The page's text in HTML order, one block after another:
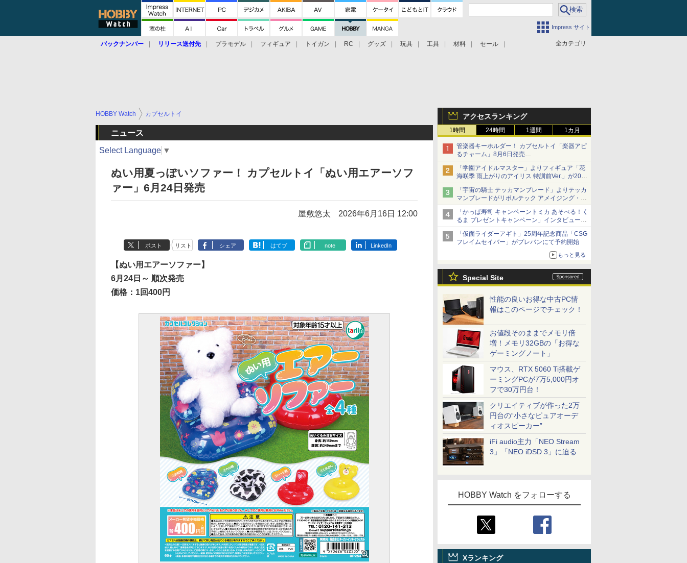
Impress サイト
全カテゴリ
バックナンバー リリース送付先 プラモデル フィギュア トイガン RC グッズ 玩具 工具 材料 セール
アクセスランキング
1時間 24時間 1週間 1カ月
管楽器キーホルダー！ カプセルトイ「楽器アピ
るチャーム」8月6日発売
チューバ、テナサクなど5種各3色
「学園アイドルマスター」よりフィギュア「花
海咲季 雨上がりのアイリス 特訓前Ver.」が2027
年4月に発売
「宇宙の騎士 テッカマンブレード」よりテッカ
マンブレードがリボルテック アメイジング・ヤ
マグチで商品化決定
「かっぱ寿司 キャンペーントミカ あそべる！く
るま プレゼントキャンペーン」インタビュー
子どもが楽しめるかっぱ寿司ならではの体験と
コラボの楽しさを追求
「仮面ライダーアギト」25周年記念商品「CSG
フレイムセイバー」がプレバンにて予約開始
もっと見る
Special Site
性能の良いお得な中古PC情
報はこのページでチェック！
お値段そのままでメモリ倍
増！メモリ32GBの「お得な
ゲーミングノート」
マウス、RTX 5060 Ti搭載ゲ
ーミングPCが7万5,000円オ
フで30万円台！
クリエイティブが作った2万
円台の“小さなピュアオーデ
ィオスピーカー”
iFi audio主力「NEO Stream
3」「NEO iDSD 3」に迫る
HOBBY Watch をフォローする
Xランキング
HOBBY Watch カプセルトイ
ニュース
Select Language ▼
ぬい用夏っぽいソファー！ カプセルトイ「ぬい用エアーソフ
ァー」6月24日発売
屋敷悠太 2026年6月16日 12:00
ポスト リスト シェア はてブ note LinkedIn
【ぬい用エアーソファー】
6月24日～ 順次発売
価格：1回400円